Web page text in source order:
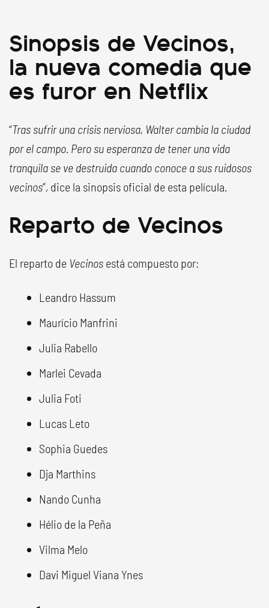
Sinopsis de Vecinos,
la nueva comedia que
es furor en Netflix
“Tras sufrir una crisis nerviosa, Walter cambia la ciudad
por el campo. Pero su esperanza de tener una vida
tranquila se ve destruida cuando conoce a sus ruidosos
vecinos”, dice la sinopsis oficial de esta película.
Reparto de Vecinos
El reparto de Vecinos está compuesto por:
Leandro Hassum
Maurício Manfrini
Julia Rabello
Marlei Cevada
Julia Foti
Lucas Leto
Sophia Guedes
Dja Marthins
Nando Cunha
Hélio de la Peña
Vilma Melo
Davi Miguel Viana Ynes